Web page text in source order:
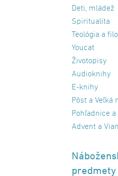
Deti, mládež
Spiritualita
Teológia a
Youcat
Životopisy
Audioknihy
E-knihy
Pôst a Veľká
Pohľadnice a
Advent a
predmety